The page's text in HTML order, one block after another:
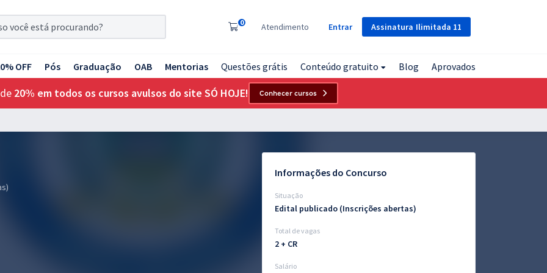
Assinatura Ilimitada 11
0 Atendimento Entrar
OFF Pós Graduação OAB Mentorias Questões grátis Conteúdo gratuito Blog Aprovados
20% em todos os cursos avulsos do site SÓ HOJE! Conhecer cursos
Informações do Concurso
Situação
Edital publicado (Inscrições abertas)
Total de vagas
2 + CR
Salário